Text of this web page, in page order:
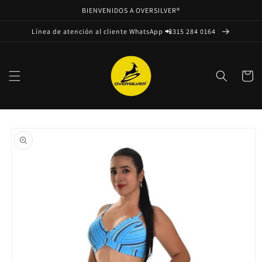
BIENVENIDOS A OVERSILVER®
Línea de atención al cliente WhatsApp 📲315 284 0164
Carrito
directamente
a la
información